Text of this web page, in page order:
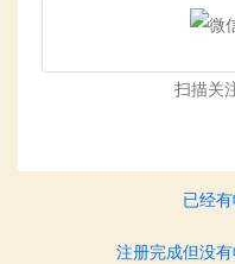
扫描关
已经
注册完成但没